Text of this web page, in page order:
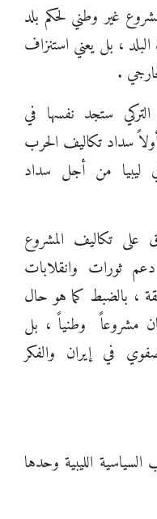
غير وطني لحكم بلد
، بل يعني استنزاف
.
ستجد نفسها في
سداد تكاليف الحرب
ليبيا من أجل سداد
على تكاليف المشروع
ثورات وانقلابات
، بالضبط كما هو حال
مشروعاً وطنياً ، بل
في إيران والفكر
الليبية وحدها